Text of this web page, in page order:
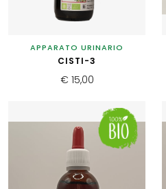
APPARATO URINARIO
CISTI-3
€ 15,00